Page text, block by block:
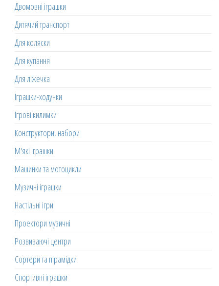
Двомовні іграшки
Дитячий транспорт
Для коляски
Для купання
Для ліжечка
Іграшки-ходунки
Ігрові килимки
Конструктори, набори
М'які іграшки
Машинки та мотоцикли
Музичні іграшки
Настільні ігри
Проектори музичні
Розвиваючі центри
Сортери та пірамідки
Спортивні іграшки